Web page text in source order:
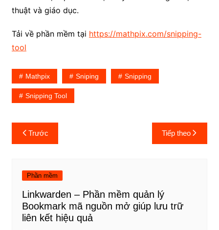
thuật và giáo dục.
Tải về phần mềm tại https://mathpix.com/snipping-
tool
Mathpix Sniping Snipping
Snipping Tool
Điều
hướng
viết
Trước Tiếp theo
Phần mềm
Linkwarden – Phần mềm quản lý
Bookmark mã nguồn mở giúp lưu trữ
liên kết hiệu quả